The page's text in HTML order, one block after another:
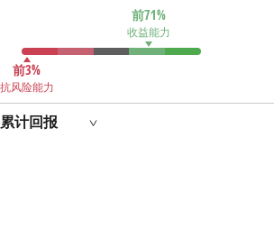
券投资基金的基金经理。2016年12月至2022年12
月，同时担任华安新瑞利灵活配置混合型证券
投资基金的基金经理。2017年1月至2018年9月，
同时担任华安新安平灵活配置混合型证券投资
基金的基金经理。2018年2月至2018年6月，同时
担任华安丰利18个月定期开放债券型证券投资
担任华安安盛3个月定期开放债券型发起式证券
投资基金的基金经理。2021年3月至2023年2月，
前71%
收益能力
前3%
抗风险能力
累计回报